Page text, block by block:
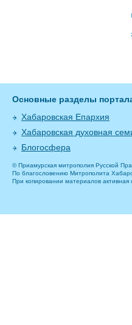
Основные разделы
Хабаровская Епархия
Хабаровская духовная
Блогосфера
© Приамурская митрополия Русской
По благословению Митрополита
При копировании материалов активная